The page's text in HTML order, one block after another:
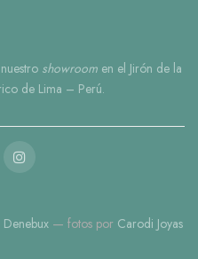
showroom en el Jirón de la
de Lima – Perú.
Denebux — fotos por Carodi Joyas